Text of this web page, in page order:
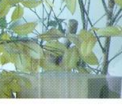
사회재활서비스